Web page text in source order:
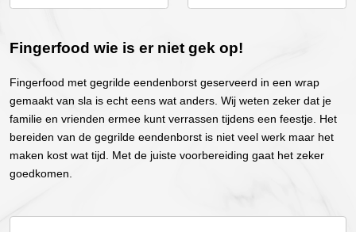
Fingerfood wie is er niet gek op!
Fingerfood met gegrilde eendenborst geserveerd in een wrap
gemaakt van sla is echt eens wat anders. Wij weten zeker dat je
familie en vrienden ermee kunt verrassen tijdens een feestje. Het
bereiden van de gegrilde eendenborst is niet veel werk maar het
maken kost wat tijd. Met de juiste voorbereiding gaat het zeker
goedkomen.